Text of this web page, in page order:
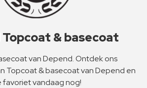
& basecoat
van Depend. Ontdek ons
Topcoat & basecoat van Depend en
favoriet vandaag nog!